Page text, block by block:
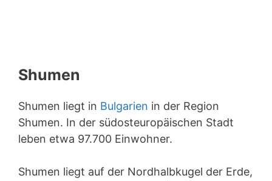
Shumen
Shumen liegt in Bulgarien in der Region
Shumen. In der südosteuropäischen Stadt
leben etwa 97.700 Einwohner.
Shumen liegt auf der Nordhalbkugel der Erde,